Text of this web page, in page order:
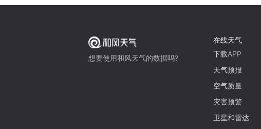
想要使用和风天气的数据吗?
在线天气
下载APP
天气预报
空气质量
灾害预警
卫星和雷达